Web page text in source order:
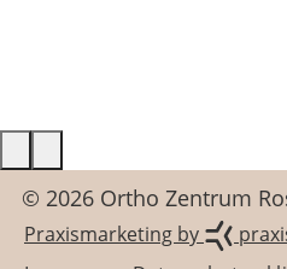
© 2026 Ortho Zentrum
Praxismarketing by